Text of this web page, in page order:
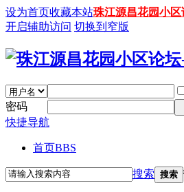
设为首页收藏本站珠江源昌花园小区
开启辅助访问 切换到窄版
密码
快捷导航
首页BBS
搜索 搜索